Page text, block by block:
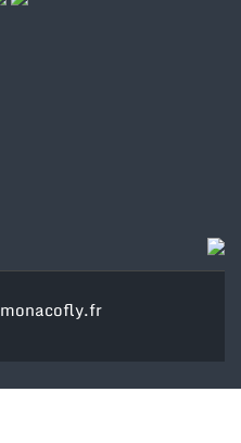
monacofly.fr